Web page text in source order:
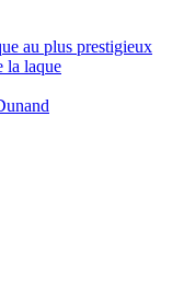
au plus prestigieux
la laque